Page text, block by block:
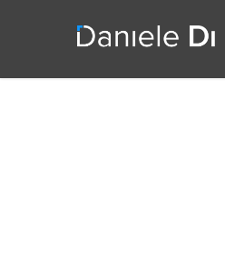
content